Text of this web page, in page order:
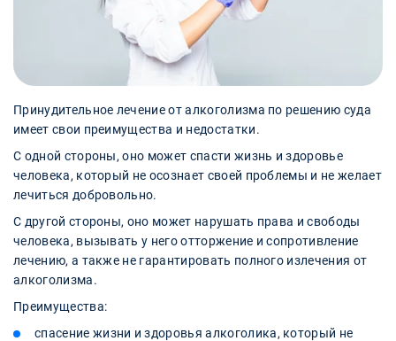
Принудительное лечение от алкоголизма по решению суда
имеет свои преимущества и недостатки.
С одной стороны, оно может спасти жизнь и здоровье
человека, который не осознает своей проблемы и не желает
лечиться добровольно.
С другой стороны, оно может нарушать права и свободы
человека, вызывать у него отторжение и сопротивление
лечению, а также не гарантировать полного излечения от
алкоголизма.
Преимущества:
спасение жизни и здоровья алкоголика, который не